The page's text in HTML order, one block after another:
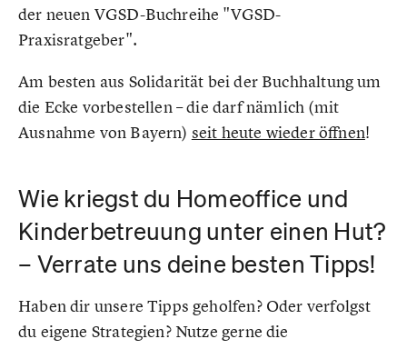
der neuen VGSD-Buchreihe "VGSD-
Praxisratgeber".
Am besten aus Solidarität bei der Buchhaltung um
die Ecke vorbestellen – die darf nämlich (mit
Ausnahme von Bayern) seit heute wieder öffnen!
Wie kriegst du Homeoffice und
Kinderbetreuung unter einen Hut?
– Verrate uns deine besten Tipps!
Haben dir unsere Tipps geholfen? Oder verfolgst
du eigene Strategien? Nutze gerne die